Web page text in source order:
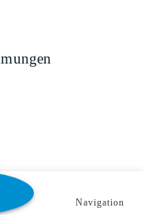
Navigation